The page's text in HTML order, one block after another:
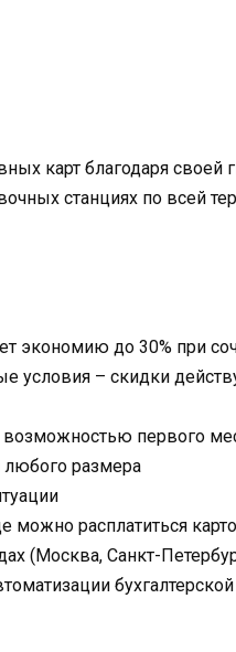
карт благодаря
станциях по всей
экономию до 30% при
условия – скидки
первого
любого размера
можно расплатиться
(Москва, Санкт-
бухгалтерской